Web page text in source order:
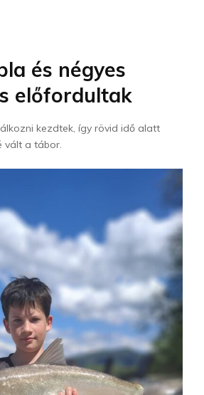
és négyes
előfordultak
kezdtek, így rövid idő alatt
vált a tábor.